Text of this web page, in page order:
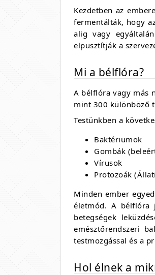
Kezdetben az
fermentálták, hogy
alig vagy
elpusztítják a
Mi a bélflóra?
A bélflóra vagy más
mint 300 különböző
Testünkben a
Baktériumok
Gombák
Vírusok
Protozoák
Minden ember
életmód. A bélflóra
betegségek
emésztőrendszeri
testmozgással és a
Hol élnek a